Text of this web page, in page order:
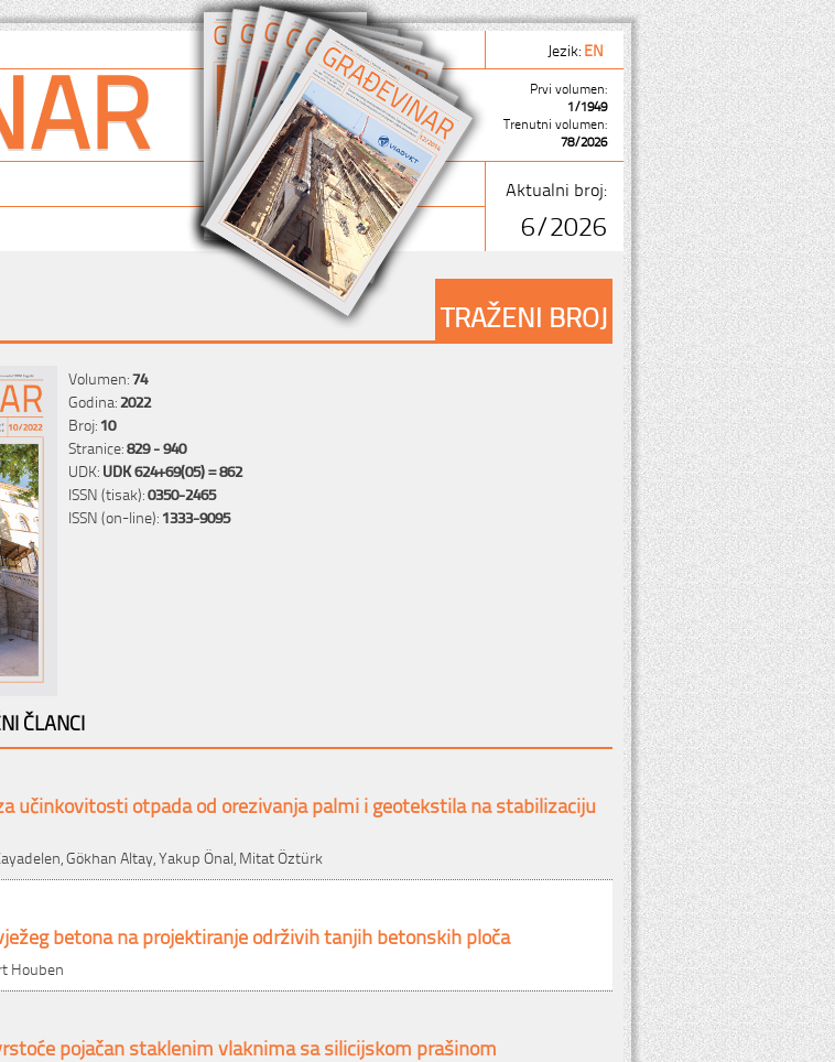
Jezik:EN
Prvi volumen:
1/1949
Trenutni volumen:
78/2026
Aktualni broj:
6/2026
TRAŽENI BROJ
Volumen:74
Godina:2022
Broj:10
Stranice:829 - 940
UDK:UDK 624+69(05) = 862
ISSN (tisak):0350-2465
ISSN (on-line):1333-9095
ČLANCI
učinkovitosti otpada od orezivanja palmi i geotekstila na stabilizaciju
Gökhan Altay, Yakup Önal, Mitat Öztürk
betona na projektiranje održivih tanjih betonskih ploča
Houben
pojačan staklenim vlaknima sa silicijskom prašinom